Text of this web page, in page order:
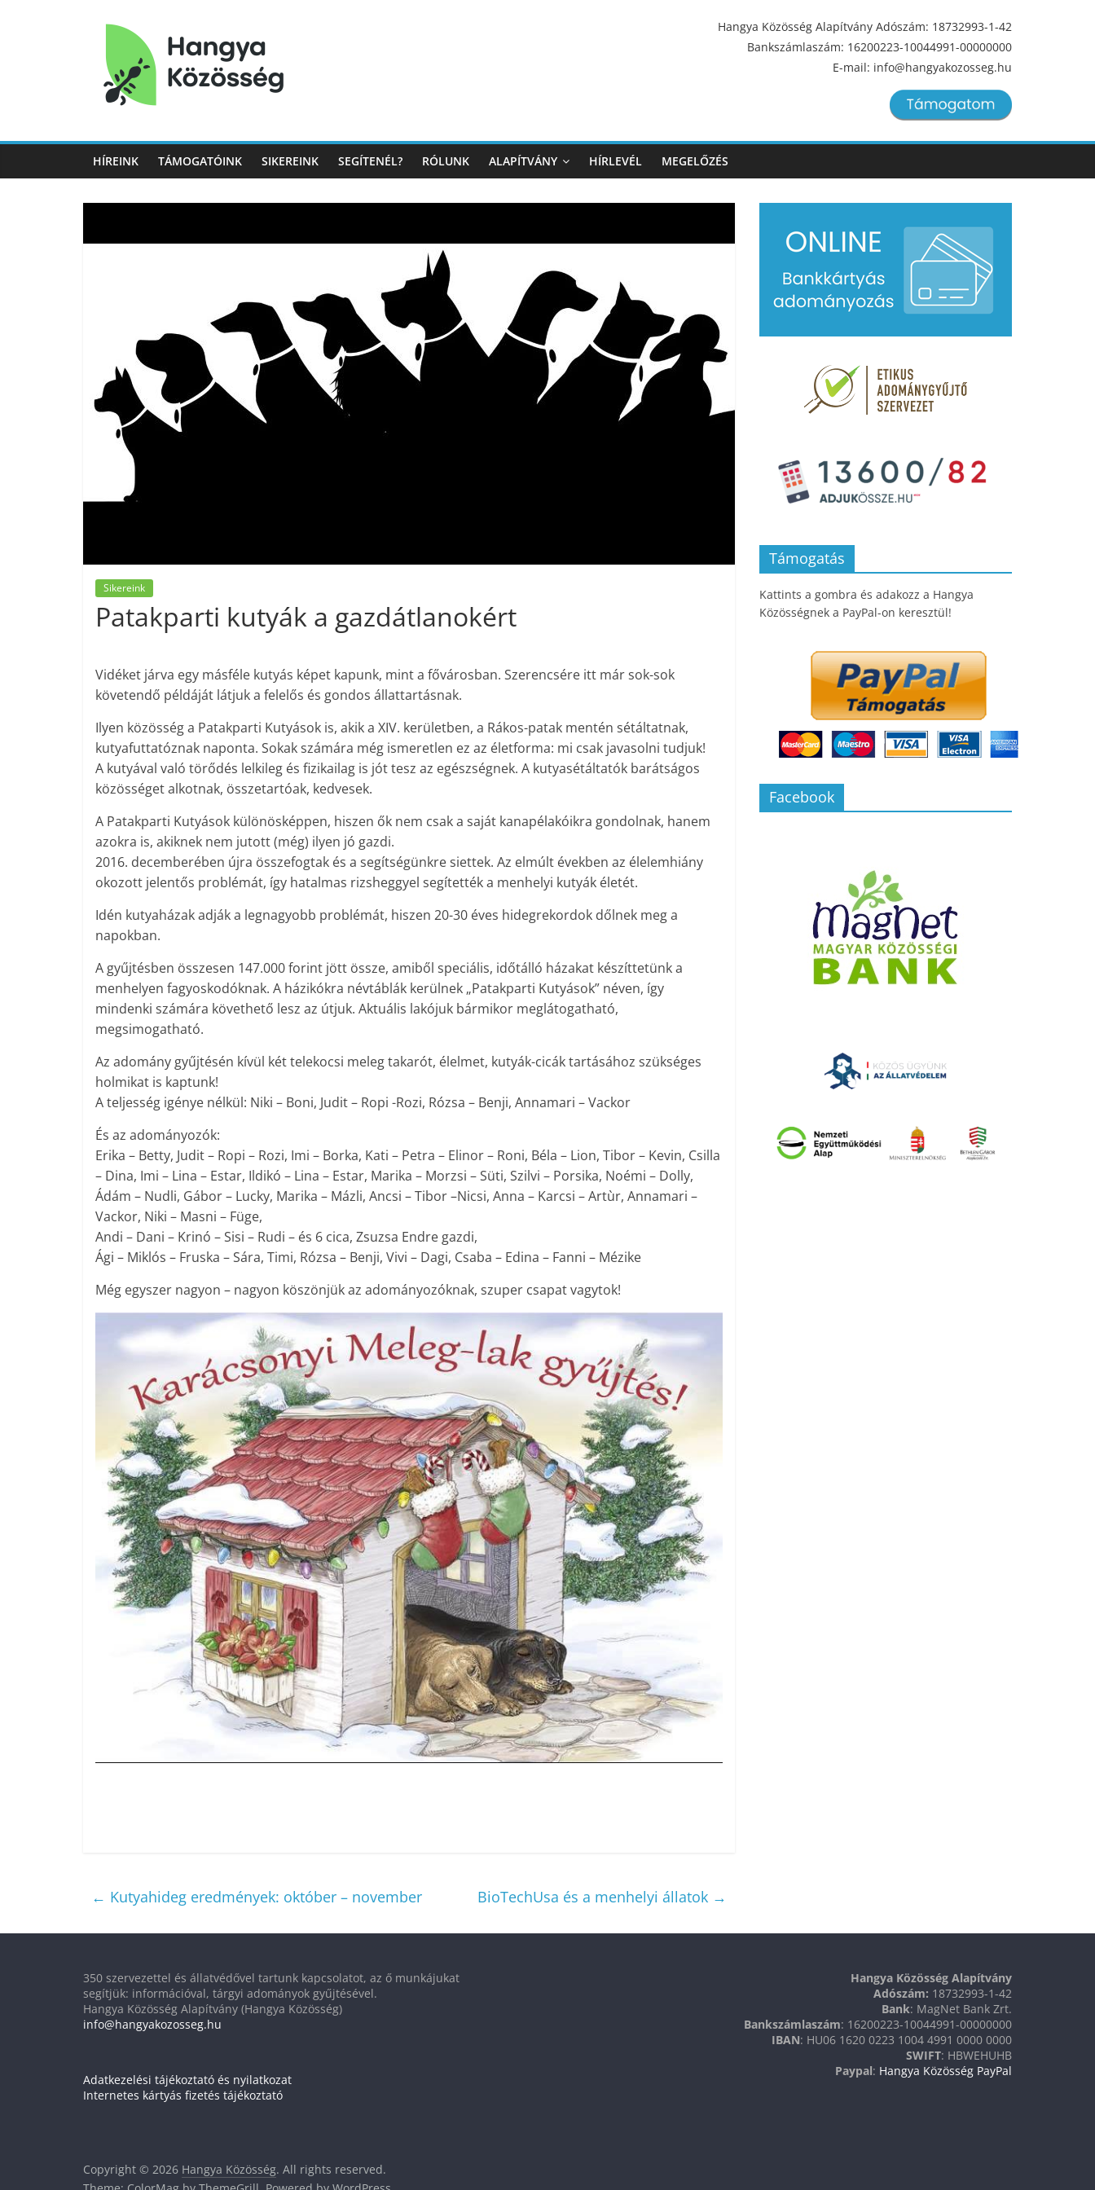
Hangya
Közösség
Hangya
Közösség
Hangya Közösség Alapítvány Adószám: 18732993-1-42
Bankszámlaszám: 16200223-10044991-00000000
E-mail: info@hangyakozosseg.hu
HÍREINK TÁMOGATÓINK SIKEREINK SEGÍTENÉL? RÓLUNK ALAPÍTVÁNY HÍRLEVÉL MEGELŐZÉS
Sikereink
Patakparti kutyák a gazdátlanokért
Vidéket járva egy másféle kutyás képet kapunk, mint a fővárosban. Szerencsére itt már sok-sok
követendő példáját látjuk a felelős és gondos állattartásnak.
Ilyen közösség a Patakparti Kutyások is, akik a XIV. kerületben, a Rákos-patak mentén sétáltatnak,
kutyafuttatóznak naponta. Sokak számára még ismeretlen ez az életforma: mi csak javasolni tudjuk!
A kutyával való törődés lelkileg és fizikailag is jót tesz az egészségnek. A kutyasétáltatók barátságos
közösséget alkotnak, összetartóak, kedvesek.
A Patakparti Kutyások különösképpen, hiszen ők nem csak a saját kanapélakóikra gondolnak, hanem
azokra is, akiknek nem jutott (még) ilyen jó gazdi.
2016. decemberében újra összefogtak és a segítségünkre siettek. Az elmúlt években az élelemhiány
okozott jelentős problémát, így hatalmas rizsheggyel segítették a menhelyi kutyák életét.
Idén kutyaházak adják a legnagyobb problémát, hiszen 20-30 éves hidegrekordok dőlnek meg a
napokban.
A gyűjtésben összesen 147.000 forint jött össze, amiből speciális, időtálló házakat készíttetünk a
menhelyen fagyoskodóknak. A házikókra névtáblák kerülnek „Patakparti Kutyások” néven, így
mindenki számára követhető lesz az útjuk. Aktuális lakójuk bármikor meglátogatható,
megsimogatható.
Az adomány gyűjtésén kívül két telekocsi meleg takarót, élelmet, kutyák-cicák tartásához szükséges
holmikat is kaptunk!
A teljesség igénye nélkül: Niki – Boni, Judit – Ropi -Rozi, Rózsa – Benji, Annamari – Vackor
És az adományozók:
Erika – Betty, Judit – Ropi – Rozi, Imi – Borka, Kati – Petra – Elinor – Roni, Béla – Lion, Tibor – Kevin, Csilla
– Dina, Imi – Lina – Estar, Ildikó – Lina – Estar, Marika – Morzsi – Süti, Szilvi – Porsika, Noémi – Dolly,
Ádám – Nudli, Gábor – Lucky, Marika – Mázli, Ancsi – Tibor –Nicsi, Anna – Karcsi – Artùr, Annamari –
Vackor, Niki – Masni – Füge,
Andi – Dani – Krinó – Sisi – Rudi – és 6 cica, Zsuzsa Endre gazdi,
Ági – Miklós – Fruska – Sára, Timi, Rózsa – Benji, Vivi – Dagi, Csaba – Edina – Fanni – Mézike
Még egyszer nagyon – nagyon köszönjük az adományozóknak, szuper csapat vagytok!
← Kutyahideg eredmények: október – november BioTechUsa és a menhelyi állatok →
Támogatás
Kattints a gombra és adakozz a Hangya
Közösségnek a PayPal-on keresztül!
Facebook
350 szervezettel és állatvédővel tartunk kapcsolatot, az ő munkájukat
segítjük: információval, tárgyi adományok gyűjtésével.
Hangya Közösség Alapítvány (Hangya Közösség)
info@hangyakozosseg.hu
Adatkezelési tájékoztató és nyilatkozat
Internetes kártyás fizetés tájékoztató
Hangya Közösség Alapítvány
Adószám: 18732993-1-42
Bank: MagNet Bank Zrt.
Bankszámlaszám: 16200223-10044991-00000000
IBAN: HU06 1620 0223 1004 4991 0000 0000
SWIFT: HBWEHUHB
Paypal: Hangya Közösség PayPal
Copyright © 2026 Hangya Közösség. All rights reserved.